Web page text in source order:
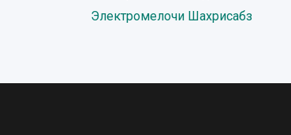
Электромелочи Шахрисабз